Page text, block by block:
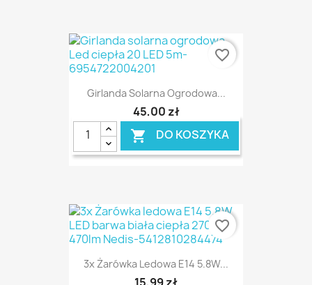
Girlanda Solarna Ogrodowa...
45,00 zł
 DO KOSZYKA
favorite_border
3x Żarówka Ledowa E14 5.8W...
favorite_border